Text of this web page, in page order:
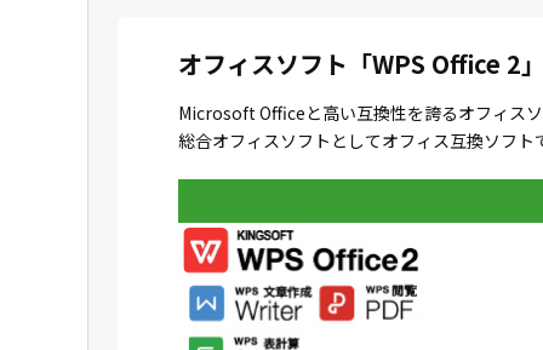
オフィスソフト「WPS Office 2」
Microsoft Officeと高い互換性を誇るオフィス
総合オフィスソフトとしてオフィス互換ソフト